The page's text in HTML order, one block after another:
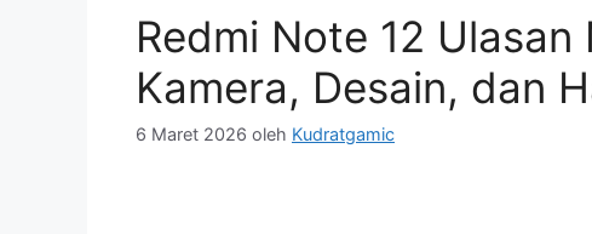
Redmi Note 12
Kamera, Desain, dan
6 Maret 2026 oleh Kudratgamic